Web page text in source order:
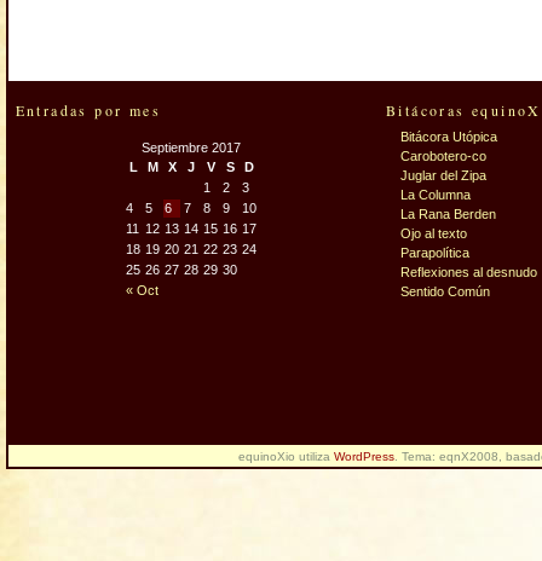
Entradas por mes
Septiembre 2017
L
M X J V S D
« Oct
1 2
3
4
5 6 7 8 9
10
11
12 13 14 15 16 17
18 19 20 21 22 23 24
25 26 27 28 29 30
Bitácoras
Bitácora Utópica
Carobotero-co
Juglar del Zipa
La Columna
La Rana Berden
Ojo al texto
Parapolítica
Reflexiones al desnudo
Sentido Común
equinoXio utiliza WordPress . Tema: eqnX2008,